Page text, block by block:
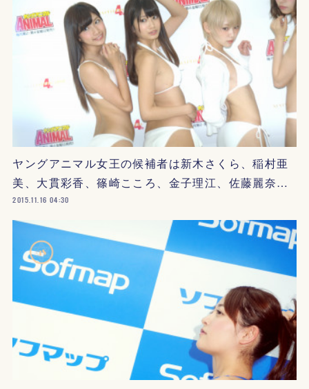
ヤングアニマル女王の候補者は新木さくら、稲村亜
美、大貫彩香、篠崎こころ、金子理江、佐藤麗奈…
2015.11.16 04:30